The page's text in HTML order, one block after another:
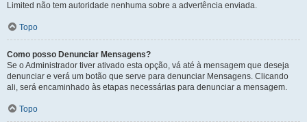
Limited não tem autoridade nenhuma sobre a advertência enviada.
Topo
Como posso Denunciar Mensagens?
Se o Administrador tiver ativado esta opção, vá até à mensagem que deseja
denunciar e verá um botão que serve para denunciar Mensagens. Clicando
ali, será encaminhado às etapas necessárias para denunciar a mensagem.
Topo